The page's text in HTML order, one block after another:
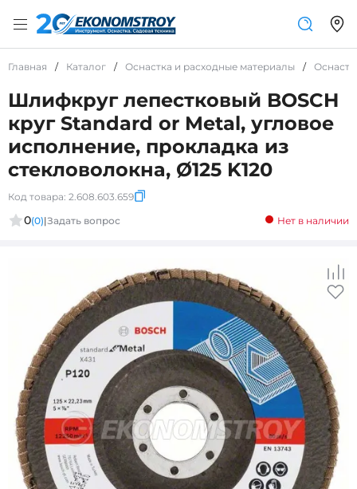
Главная / Каталог / Оснастка и расходные материалы /
Шлифкруг лепестковый BOSCH
круг Standard or Metal, угловое
исполнение, прокладка из
стекловолокна, Ø125 K120
Код товара: 2.608.603.659
0(0)|Задать вопрос Нет в наличии